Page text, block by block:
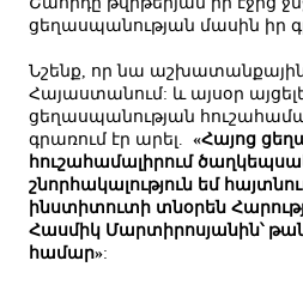
ցեղասպանության մասին իր
Նշենք, որ նա աշխատանքային
Հայաստանում: և այսօր
ցեղասպանության
գրառում էր արել. «Հայոց
հուշահամալիրում
շնորհակալություն եմ
ինստիտուտի տնօրեն
Հասմիկ Մարտիրոսյանին՝
համար»: